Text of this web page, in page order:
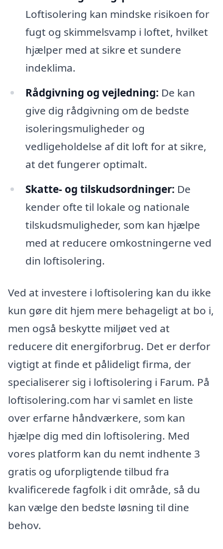
Loftisolering kan mindske risikoen for
fugt og skimmelsvamp i loftet, hvilket
hjælper med at sikre et sundere
indeklima.
Rådgivning og vejledning: De kan
give dig rådgivning om de bedste
isoleringsmuligheder og
vedligeholdelse af dit loft for at sikre,
at det fungerer optimalt.
Skatte- og tilskudsordninger: De
kender ofte til lokale og nationale
tilskudsmuligheder, som kan hjælpe
med at reducere omkostningerne ved
din loftisolering.
Ved at investere i loftisolering kan du ikke
kun gøre dit hjem mere behageligt at bo i,
men også beskytte miljøet ved at
reducere dit energiforbrug. Det er derfor
vigtigt at finde et pålideligt firma, der
specialiserer sig i loftisolering i Farum. På
loftisolering.com har vi samlet en liste
over erfarne håndværkere, som kan
hjælpe dig med din loftisolering. Med
vores platform kan du nemt indhente 3
gratis og uforpligtende tilbud fra
kvalificerede fagfolk i dit område, så du
kan vælge den bedste løsning til dine
behov.